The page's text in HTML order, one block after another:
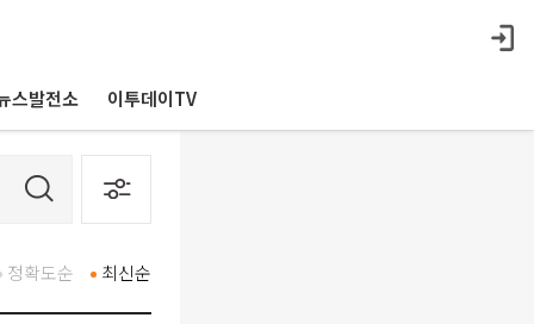
스발전소 이투데이TV
최신순
정확도순